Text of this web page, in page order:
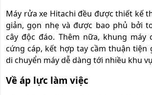
Máy rửa xe Hitachi đều được thiết kế
giản, gọn nhẹ và được bao phủ bởi
cây độc đáo. Thêm nữa, khung máy
cứng cáp, kết hợp tay cầm thuận tiện
di chuyển máy dễ dàng tới nhiều khu
Về áp lực làm việc